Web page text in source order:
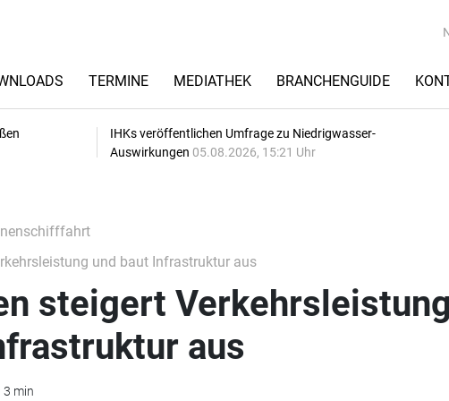
TERMINE MEDIATHEK BRANCHENGUIDE
IHKs veröffentlichen Umfrage zu Niedrigwasser-
Auswirkungen 05.08.2026, 15:21 Uhr
und baut Infrastruktur aus
steigert Verkehrsleistung
aus
3 min